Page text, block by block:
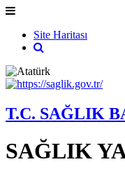
Site Haritası
T.C. SAĞLIK
SAĞLIK